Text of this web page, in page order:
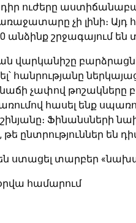
ուժերը
առաջատարը չի լինի։
շրջագայում են
վարկանիշը
հանրությանը
չափով թոշակները
առումով հասել ենք
Ֆինանսների
ընտրություններ են
ստացել տարբեր
համարում